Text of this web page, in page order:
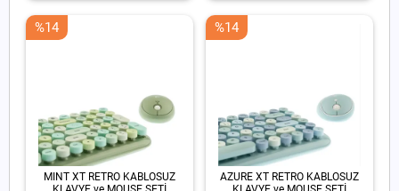
MINT XT RETRO KABLOSUZ
%14
AZURE XT RETRO KABLOSUZ
%14